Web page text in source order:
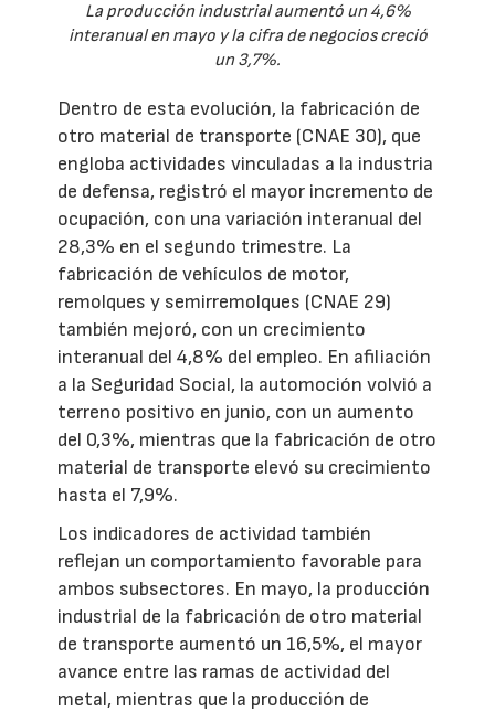
La producción industrial aumentó un 4,6%
interanual en mayo y la cifra de negocios creció
un 3,7%.
Dentro de esta evolución, la fabricación de
otro material de transporte (CNAE 30), que
engloba actividades vinculadas a la industria
de defensa, registró el mayor incremento de
ocupación, con una variación interanual del
28,3% en el segundo trimestre. La
fabricación de vehículos de motor,
remolques y semirremolques (CNAE 29)
también mejoró, con un crecimiento
interanual del 4,8% del empleo. En afiliación
a la Seguridad Social, la automoción volvió a
terreno positivo en junio, con un aumento
del 0,3%, mientras que la fabricación de otro
material de transporte elevó su crecimiento
hasta el 7,9%.
Los indicadores de actividad también
reflejan un comportamiento favorable para
ambos subsectores. En mayo, la producción
industrial de la fabricación de otro material
de transporte aumentó un 16,5%, el mayor
avance entre las ramas de actividad del
metal, mientras que la producción de